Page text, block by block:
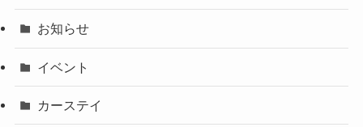
お知らせ
イベント
カーステイ